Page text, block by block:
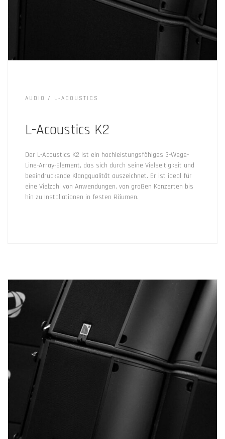
AUDIO L-ACOUSTICS
L-Acoustics K2
Der L-Acoustics K2 ist ein hochleistungsfähiges 3-Wege-
Line-Array-Element, das sich durch seine Vielseitigkeit und
beeindruckende Klangqualität auszeichnet. Er ist ideal für
eine Vielzahl von Anwendungen, von großen Konzerten bis
hin zu Installationen in festen Räumen.